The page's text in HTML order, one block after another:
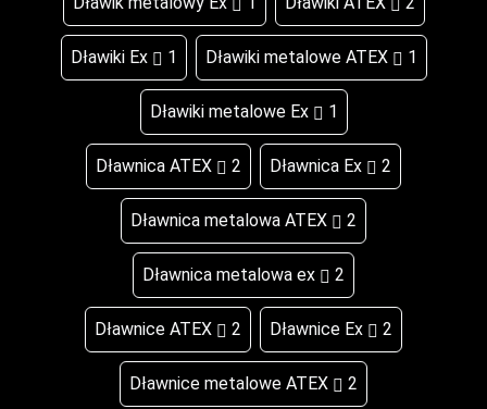
Dławiki Ex 1 Dławiki metalowe ATEX 1
Dławiki metalowe Ex 1
Dławnica ATEX 2 Dławnica Ex 2
Dławnica metalowa ATEX 2
Dławnica metalowa ex 2
Dławnice ATEX 2 Dławnice Ex 2
Dławnice metalowe ATEX 2